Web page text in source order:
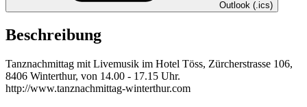
Outlook (.ics)
Beschreibung
Tanznachmittag mit Livemusik im Hotel Töss, Zürcherstrasse 106,
8406 Winterthur, von 14.00 - 17.15 Uhr.
http://www.tanznachmittag-winterthur.com